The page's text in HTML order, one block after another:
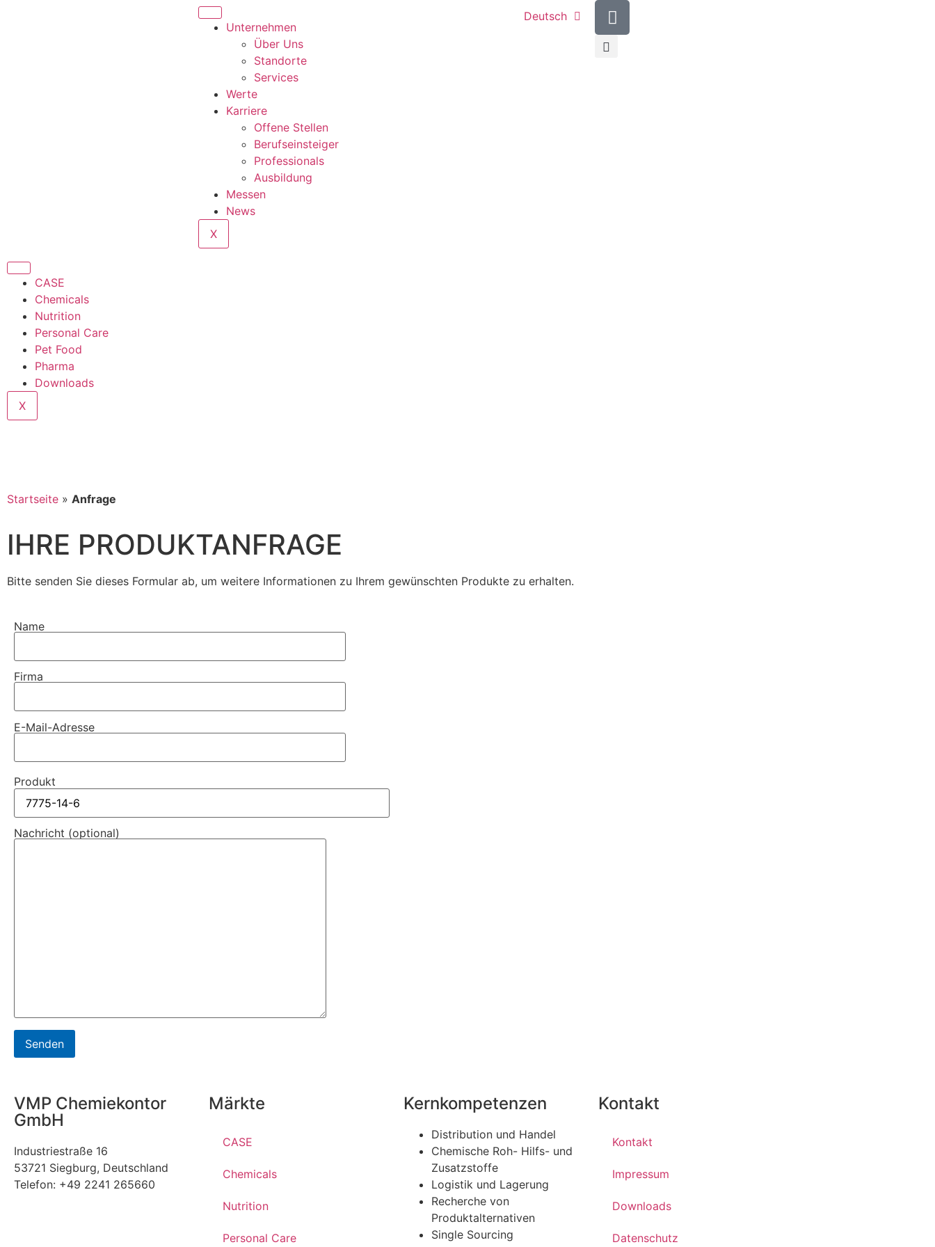
Unternehmen
Über Uns
Standorte
Services
Werte
Karriere
Offene Stellen
Berufseinsteiger
Professionals
Ausbildung
Messen
News
X
Deutsch
CASE
Chemicals
Nutrition
Personal Care
Pet Food
Pharma
Downloads
X
Startseite » Anfrage
IHRE PRODUKTANFRAGE
Bitte senden Sie dieses Formular ab, um weitere Informationen zu Ihrem gewünschten Produkte zu erhalten.
Name
Firma
E-Mail-Adresse
Produkt
Nachricht (optional)
VMP Chemiekontor
GmbH
Industriestraße 16
53721 Siegburg, Deutschland
Telefon: +49 2241 265660
Märkte
CASE
Chemicals
Nutrition
Personal Care
Kernkompetenzen
Distribution und Handel
Chemische Roh- Hilfs- und
Zusatzstoffe
Logistik und Lagerung
Recherche von
Produktalternativen
Single Sourcing
Kontakt
Kontakt
Impressum
Downloads
Datenschutz